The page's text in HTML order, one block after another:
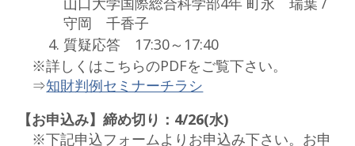
守岡 千香子
質疑応答 17:30～17:40
※詳しくはこちらのPDFをご覧下さい。
⇒知財判例セミナーチラシ
【お申込み】締め切り：4/26(水)
※下記申込フォームよりお申込み下さい。お申